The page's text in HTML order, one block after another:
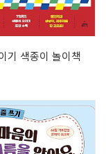
기 색종이 놀이책